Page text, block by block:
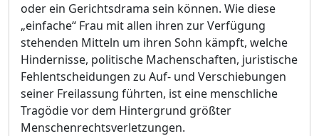
oder ein Gerichtsdrama sein können. Wie diese
„einfache“ Frau mit allen ihren zur Verfügung
stehenden Mitteln um ihren Sohn kämpft, welche
Hindernisse, politische Machenschaften, juristische
Fehlentscheidungen zu Auf- und Verschiebungen
seiner Freilassung führten, ist eine menschliche
Tragödie vor dem Hintergrund größter
Menschenrechtsverletzungen.